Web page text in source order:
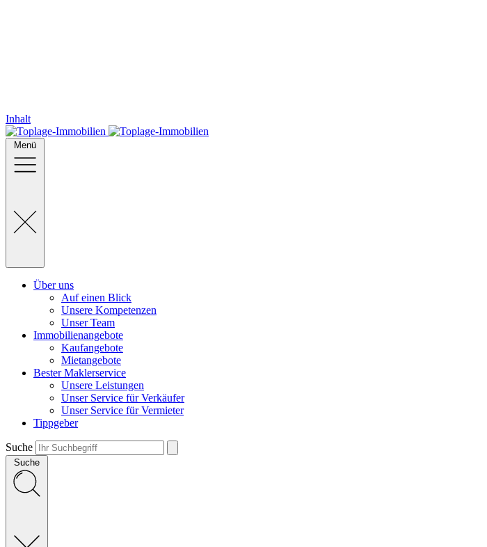
Inhalt
Menü
Über uns
Auf einen Blick
Unsere Kompetenzen
Unser Team
Immobilienangebote
Kaufangebote
Mietangebote
Bester Maklerservice
Unsere Leistungen
Unser Service für Verkäufer
Unser Service für Vermieter
Tippgeber
Suche
Suche